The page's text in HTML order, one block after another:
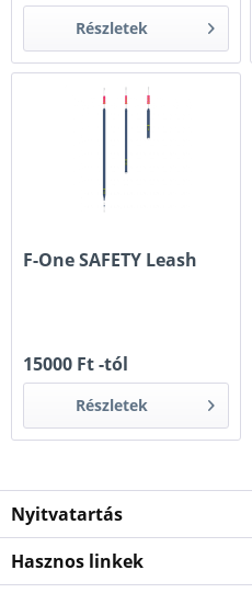
Részletek
F-One SAFETY Leash
15000 Ft -tól
Részletek
Nyitvatartás
Hasznos linkek